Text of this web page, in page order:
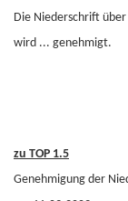
Die Niederschrift über
wird ... genehmigt.
zu TOP 1.5
Genehmigung der